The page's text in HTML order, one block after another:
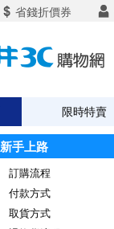
省錢折價券
限時特賣
新手上路
訂購流程
付款方式
取貨方式